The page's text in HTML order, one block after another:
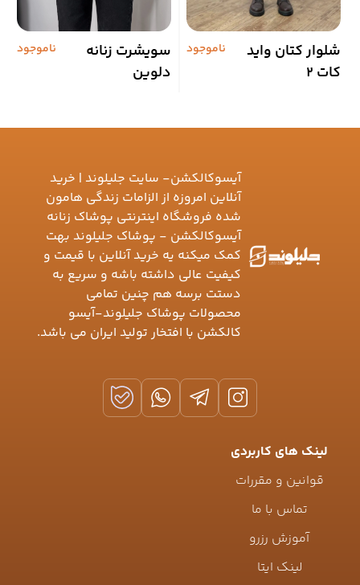
شلوار کتان واید
کات 2
ناموجود
سویشرت زنانه
دلوین
ناموجود
آیسوکالکشن- سایت جلیلوند | خرید
آنلاین امروزه از الزامات زندگی هامون
شده فروشگاه اینترنتی پوشاک زنانه
آیسوکالکشن - پوشاک جلیلوند بهت
کمک میکنه یه خرید آنلاین با قیمت و
کیفیت عالی داشته باشه و سریع به
دستت برسه هم چنین تمامی
محصولات پوشاک جلیلوند-آیسو
کالکشن با افتخار تولید ایران می باشد.
لینک های کاربردی
قوانین و مقررات
تماس با ما
آموزش رزرو
لینک ایتا